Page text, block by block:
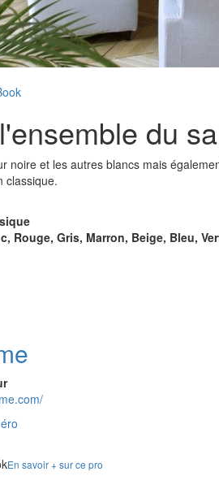
du
noire et les autres blancs mais
classique.
Rouge, Gris, Marron, Beige, Bleu,
En savoir + sur ce pro